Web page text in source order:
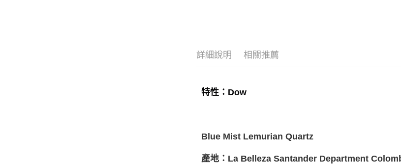
詳細說明 相關推薦
特性：Dow
Blue Mist Lemurian Quartz
產地：La Belleza Santander Department